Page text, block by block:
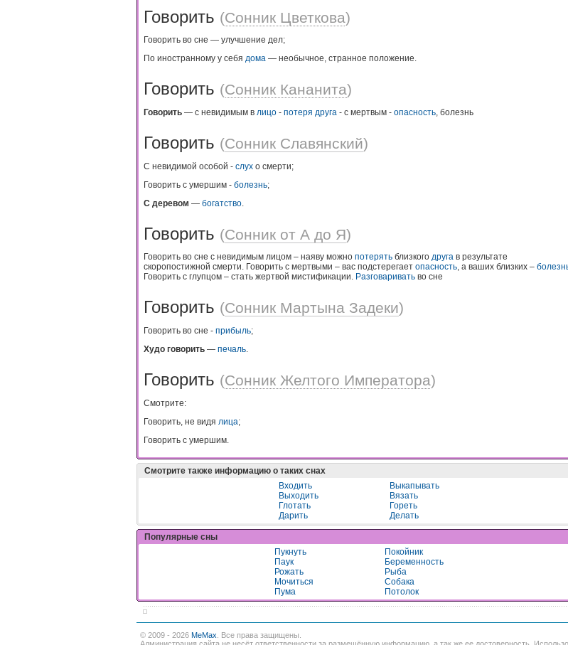
Говорить (Сонник Цветкова)
Говорить во сне — улучшение дел;
По иностранному у себя дома — необычное, странное положение.
Говорить (Сонник Кананита)
Говорить — с невидимым в лицо - потеря друга - с мертвым - опасность, болезнь
Говорить (Сонник Славянский)
С невидимой особой - слух о смерти;
Говорить с умершим - болезнь;
С деревом — богатство
Говорить (Сонник от А до Я)
Говорить во сне с невидимым лицом – наяву можно потерять близкого друга в результате
скоропостижной смерти. Говорить с мертвыми – вас подстерегает опасность, а ваших близких –
Говорить с глупцом – стать жертвой мистификации. Разговаривать во сне
Говорить (Сонник Мартына Задеки)
Говорить во сне - прибыль;
Худо говорить — печаль.
Говорить (Сонник Желтого Императора)
Смотрите:
Говорить, не видя лица;
Говорить с умершим.
Смотрите также информацию о таких снах
Входить
Выкапывать
Выходить
Вязать
Глотать
Гореть
Дарить
Делать
Популярные сны
Пукнуть
Покойник
Паук
Беременность
Рожать
Рыба
Мочиться
Собака
Пума
Потолок
© 2009 - 2026 MeMax . Все права защищены.
Администрация сайта не несёт ответственности за размещённую информацию, а так же ее достоверность.